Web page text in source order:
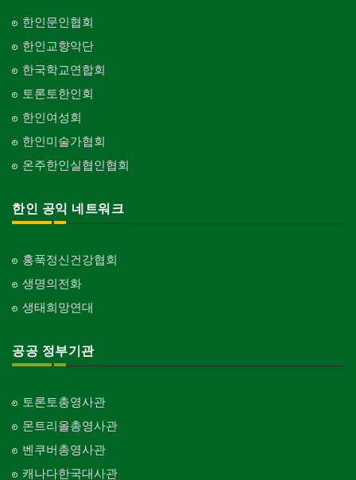
한인문인협회
한인교향악단
한국학교연합회
토론토한인회
한인여성회
한인미술가협회
온주한인실협인협회
한인 공익 네트워크
홍푹정신건강협회
생명의전화
생태희망연대
공공 정부기관
토론토총영사관
몬트리올총영사관
벤쿠버총영사관
캐나다한국대사관